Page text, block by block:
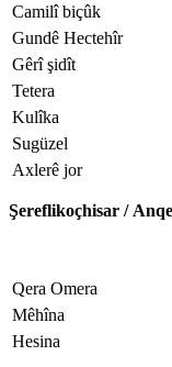
Camilî biçûk
Gundê Hectehîr
Gêrî şidît
Tetera
Kulîka
Sugüzel
Axlerê jor
Şereflikoçhisar / Anqe
Qera Omera
Mêhîna
Hesina